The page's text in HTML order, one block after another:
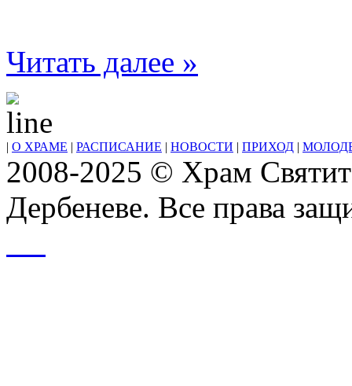
Читать далее »
| О ХРАМЕ | РАСПИСАНИЕ | НОВОСТИ | ПРИХОД |
2008-2025 © Храм
Дербеневе. Все права